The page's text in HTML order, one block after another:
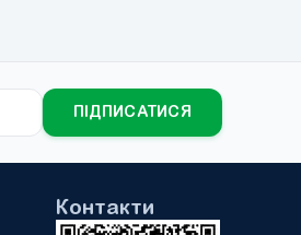
ПІДПИСАТИСЯ
Контакти